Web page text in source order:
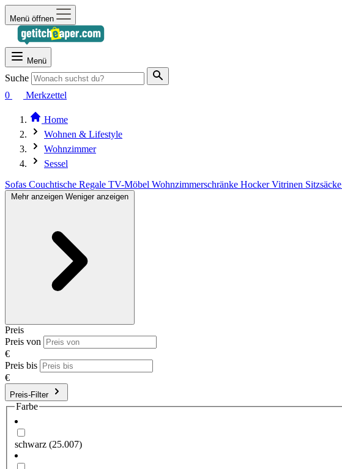
Menü öffnen
Menü
Suche
0
Merkzettel
Home
Wohnen & Lifestyle
Wohnzimmer
Sessel
Sofas Couchtische Regale TV-Möbel Wohnzimmerschränke HockerVitrinen Sitzsäcke
Mehr anzeigen Weniger anzeigen
Preis
Preis von
€
Preis bis
€
Preis-Filter
Farbe
schwarz (25.007)